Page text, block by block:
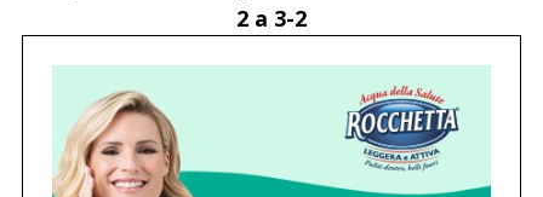
2 a 3-2